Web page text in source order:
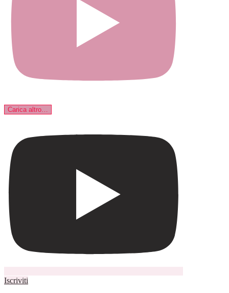
Carica altro…
Iscriviti